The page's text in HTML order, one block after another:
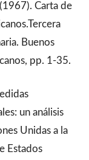
Carta de
Buenos
pp. 1-35.
un análisis
Unidas a la
Estados